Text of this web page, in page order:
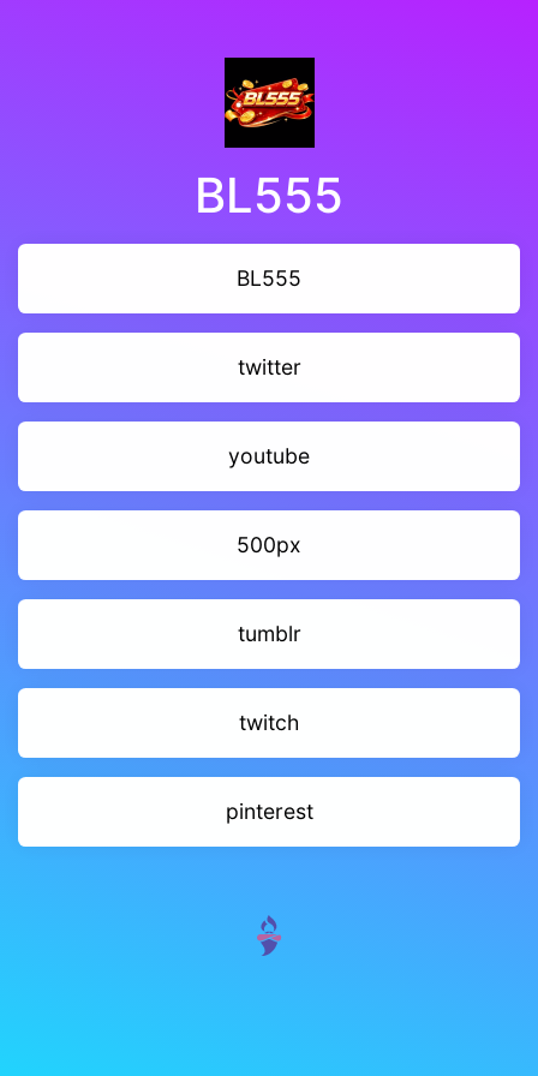
BL555
BL555
twitter
youtube
500px
tumblr
twitch
pinterest